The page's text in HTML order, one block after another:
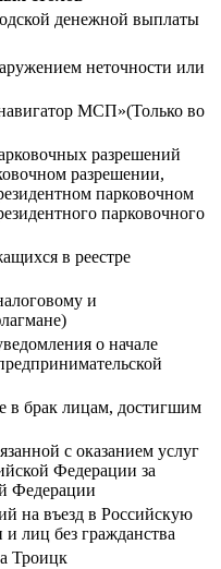
денежной выплаты
неточности или
МСП»(Только во
разрешений
разрешении,
парковочном
парковочного
в реестре
и
о начале
в брак лицам, достигшим
с оказанием услуг
Федерации за
Федерации
на въезд в Российскую
лиц без гражданства
Троицк